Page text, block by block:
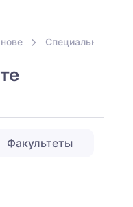
Специальности
Факультеты